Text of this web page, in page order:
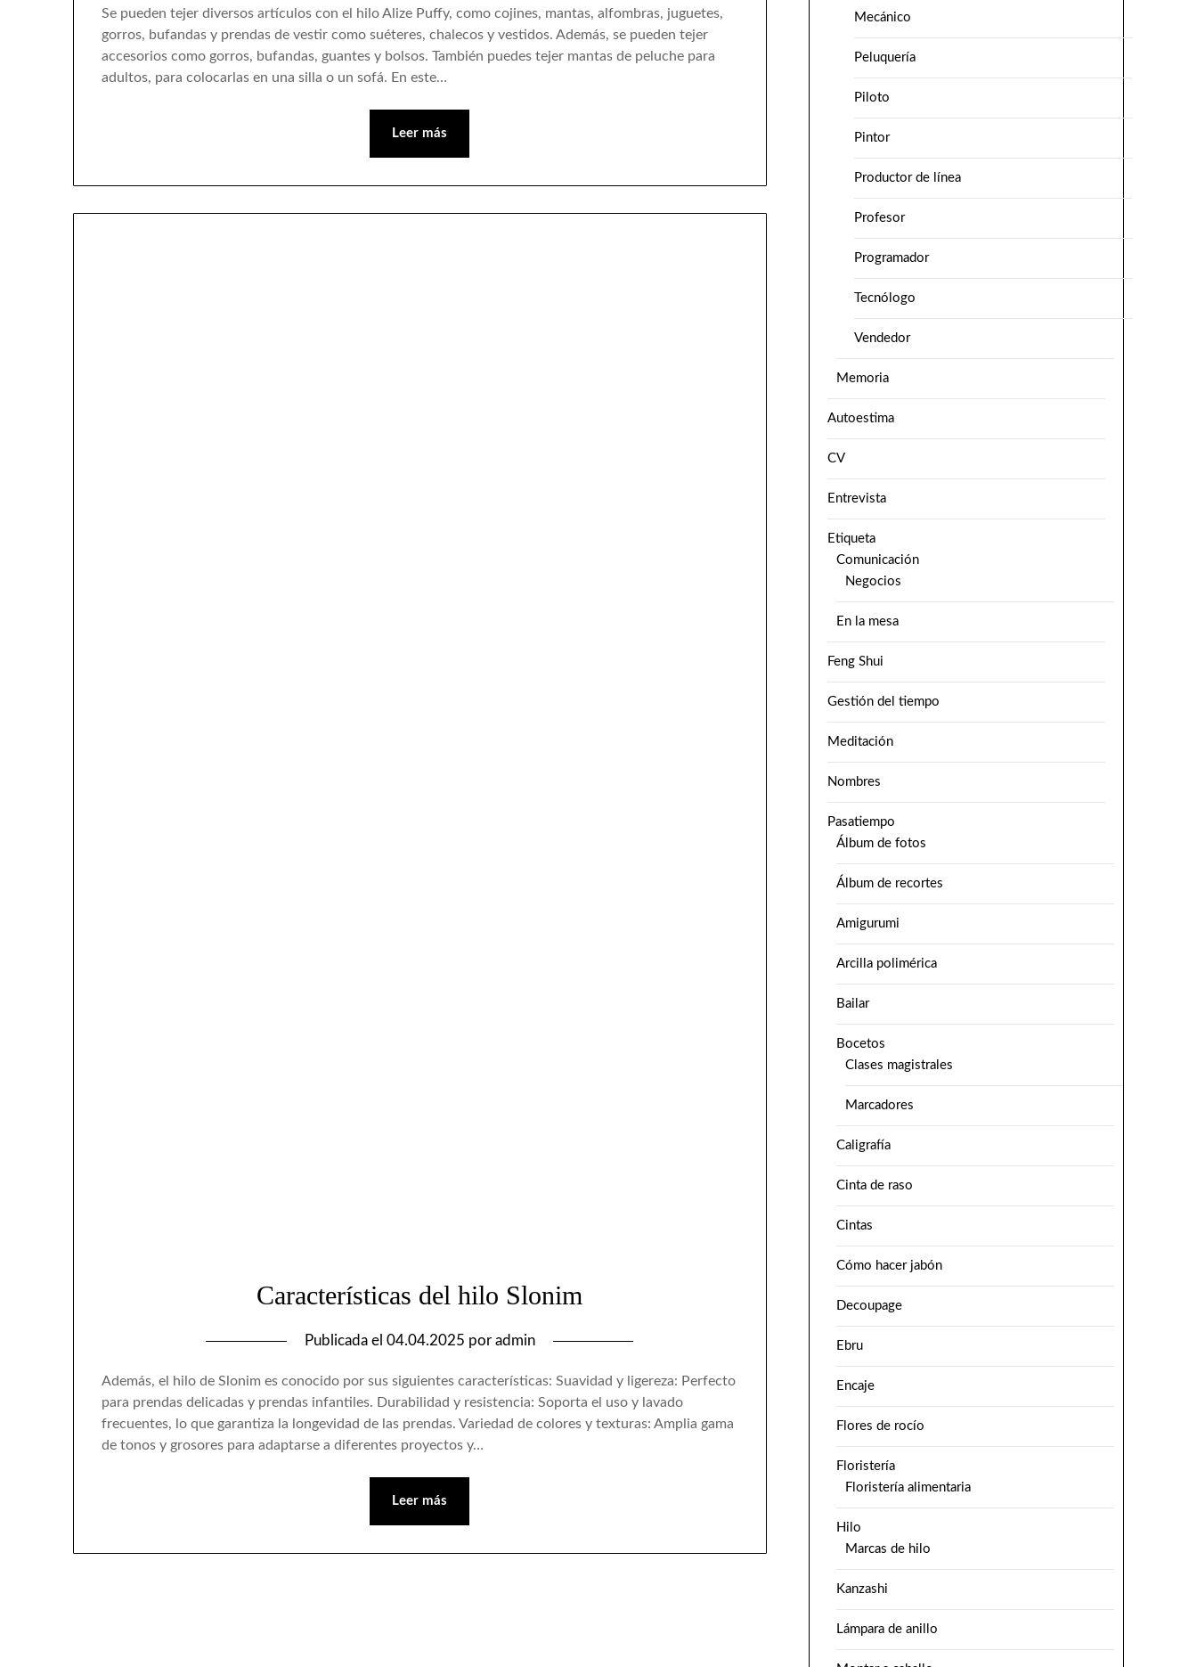
Se pueden tejer diversos artículos con el hilo Alize Puffy, como cojines, mantas, alfombras, juguetes,
gorros, bufandas y prendas de vestir como suéteres, chalecos y vestidos. Además, se pueden tejer
accesorios como gorros, bufandas, guantes y bolsos. También puedes tejer mantas de peluche para
adultos, para colocarlas en una silla o un sofá. En este…
Leer más
Características del hilo Slonim
Publicada el 04.04.2025 por admin
Además, el hilo de Slonim es conocido por sus siguientes características: Suavidad y ligereza: Perfecto
para prendas delicadas y prendas infantiles. Durabilidad y resistencia: Soporta el uso y lavado
frecuentes, lo que garantiza la longevidad de las prendas. Variedad de colores y texturas: Amplia gama
de tonos y grosores para adaptarse a diferentes proyectos y…
Leer más
Mecánico
Peluquería
Piloto
Pintor
Productor de línea
Profesor
Programador
Tecnólogo
Vendedor
Memoria
Autoestima
CV
Entrevista
Etiqueta
Comunicación
Negocios
En la mesa
Feng Shui
Gestión del tiempo
Meditación
Nombres
Pasatiempo
Álbum de fotos
Álbum de recortes
Amigurumi
Arcilla polimérica
Bailar
Bocetos
Clases magistrales
Marcadores
Caligrafía
Cinta de raso
Cintas
Cómo hacer jabón
Decoupage
Ebru
Encaje
Flores de rocío
Floristería
Floristería alimentaria
Hilo
Marcas de hilo
Kanzashi
Lámpara de anillo